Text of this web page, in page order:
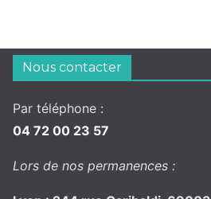
Nous contacter
Par téléphone :
04 72 00 23 57
Lors de nos permanences :